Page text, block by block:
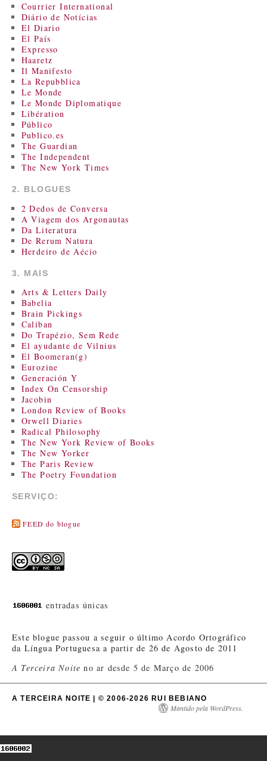
Courrier International
Diário de Notícias
El Diario
El País
Expresso
Haaretz
Il Manifesto
La Repubblica
Le Monde
Le Monde Diplomatique
Libération
Público
Publico.es
The Guardian
The Independent
The New York Times
2. BLOGUES
2 Dedos de Conversa
A Viagem dos Argonautas
Da Literatura
De Rerum Natura
Herdeiro de Aécio
3. MAIS
Arts & Letters Daily
Babelia
Brain Pickings
Caliban
Do Trapézio, Sem Rede
El ayudante de Vilnius
El Boomeran(g)
Eurozine
Generación Y
Index On Censorship
Jacobin
London Review of Books
Orwell Diaries
Radical Philosophy
The New York Review of Books
The New Yorker
The Paris Review
The Poetry Foundation
SERVIÇO:
FEED do blogue
entradas únicas
Este blogue passou a seguir o último Acordo Ortográfico
da Língua Portuguesa a partir de 26 de Agosto de 2011
A Terceira Noite no ar desde 5 de Março de 2006
A TERCEIRA NOITE | © 2006-2026 RUI BEBIANO
Mantido pela WordPress.